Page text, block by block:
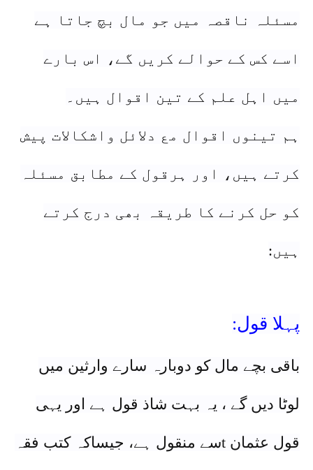
مسئلہ ناقصہ میں جو مال بچ جاتا ہے
اسے کس کے حوالے کریں گے، اس بارے
میں اہل علم کے تین اقوال ہیں۔
ہم تینوں اقوال مع دلائل واشکالات پیش
کرتے ہیں، اور ہرقول کے مطابق مسئلہ
کو حل کرنے کا طریقہ بھی درج کرتے
ہیں:
پہلا قول:
باقی بچے مال کو دوبارہ سارے وارثین میں
لوٹا دیں گے ، یہ بہت شاذ قول ہے اور یہی
قول عثمان tسے منقول ہے، جیساکہ کتب فقہ